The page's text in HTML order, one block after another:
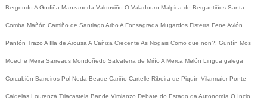
Bergondo A Gudiña Manzaneda Valdoviño O Valadouro Malpica de Bergantiños Santa
Comba Mañón Camiño de Santiago Arbo A Fonsagrada Mugardos Fisterra Fene Avión
Pantón Trazo A Illa de Arousa A Cañiza Crecente As Nogais Como que non?! Guntín Mos
Moeche Meira Sarreaus Mondoñedo Salvaterra de Miño A Merca Melón Lingua galega
Corcubión Barreiros Pol Neda Beade Cariño Cartelle Ribeira de Piquín Vilarmaior Ponte
Caldelas Lourenzá Triacastela Bande Vimianzo Debate do Estado da Autonomía O Incio